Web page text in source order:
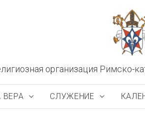
организация Римско-
СЛУЖЕНИЕ